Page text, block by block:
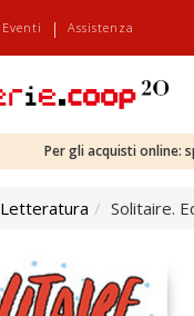
Eventi | Assistenza
Per gli acquisti online:
Letteratura Solitaire.